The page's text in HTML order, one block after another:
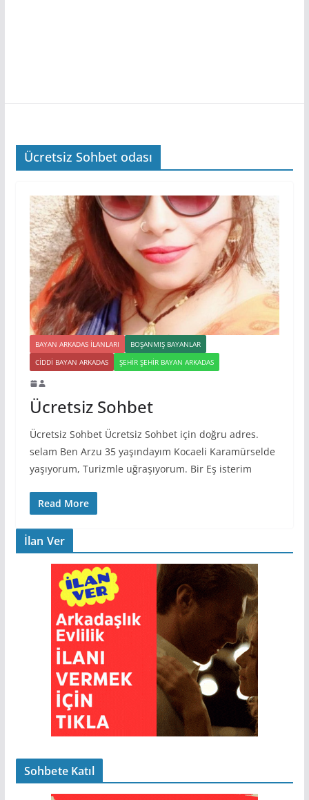
Ücretsiz Sohbet odası
BAYAN ARKADAS ILANLARI
BOŞANMIŞ BAYANLAR
CIDDI BAYAN ARKADAS
ŞEHIR ŞEHIR BAYAN ARKADAS
Ücretsiz Sohbet
Ücretsiz Sohbet Ücretsiz Sohbet için doğru adres.
selam Ben Arzu 35 yaşındayım Kocaeli Karamürselde
yaşıyorum, Turizmle uğraşıyorum. Bir Eş isterim
Read More
İlan Ver
Sohbete Katıl